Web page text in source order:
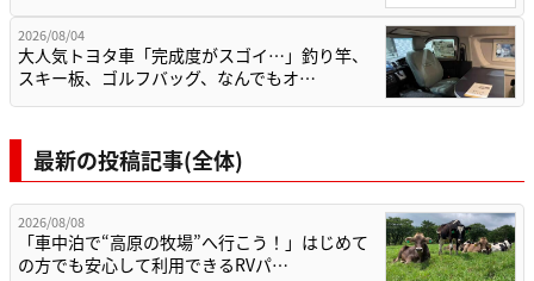
2026/08/04
大人気トヨタ車「完成度がスゴイ…」釣り竿、
スキー板、ゴルフバッグ、なんでもオ…
最新の投稿記事(全体)
2026/08/08
「車中泊で“高原の牧場”へ行こう！」はじめて
の方でも安心して利用できるRVパ…